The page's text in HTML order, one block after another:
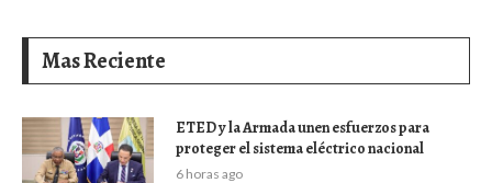
Mas Reciente
ETED y la Armada unen esfuerzos para
proteger el sistema eléctrico nacional
6 horas ago